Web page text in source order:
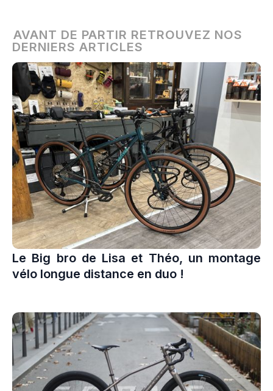
AVANT DE PARTIR RETROUVEZ NOS
DERNIERS ARTICLES
Le Big bro de Lisa et Théo, un montage
vélo longue distance en duo !